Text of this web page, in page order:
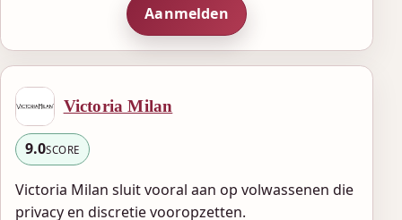
Aanmelden
Victoria Milan
9.0SCORE
Victoria Milan sluit vooral aan op volwassenen die
privacy en discretie vooropzetten.